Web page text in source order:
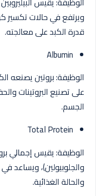
ويرتفع في حالات تكسير
قدرة الكبد على معالجته.
Albumin
الوظيفة: بروتين يصنعه
على تصنيع البروتينات
الجسم.
Total Protein
الوظيفة: يقيس إجمالي
والجلوبيولين)، ويساعد
والحالة الغذائية.